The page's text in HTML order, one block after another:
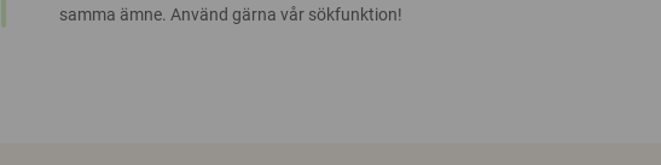
samma ämne. Använd gärna vår sökfunktion!